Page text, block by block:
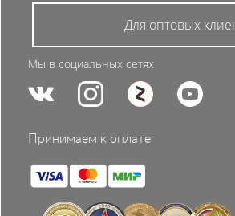
Для оптовых
Мы в социальных сетях
Принимаем к оплате